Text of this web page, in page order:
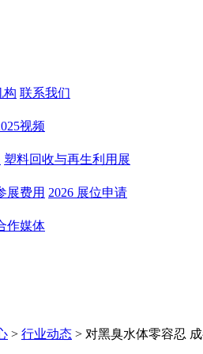
构 联系我们
视频
塑料回收与再生利用展
展费用 2026 展位申请
作媒体
> 行业动态 > 对黑臭水体零容忍